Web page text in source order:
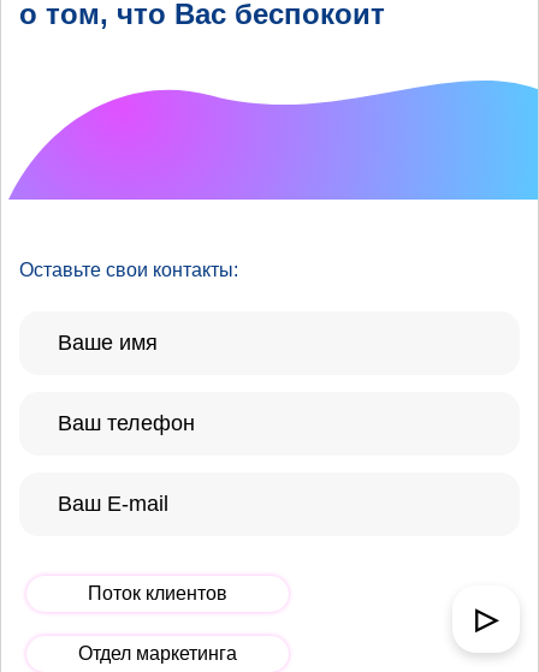
о том, что Вас беспокоит
Оставьте свои контакты:
Поток клиентов
Отдел маркетинга
▷